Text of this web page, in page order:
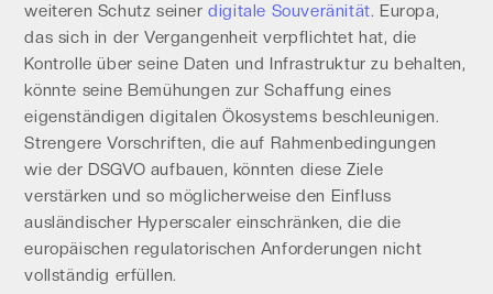
weiteren Schutz seinerdigitale Souveränität. Europa,
das sich in der Vergangenheit verpflichtet hat, die
Kontrolle über seine Daten und Infrastruktur zu behalten,
könnte seine Bemühungen zur Schaffung eines
eigenständigen digitalen Ökosystems beschleunigen.
Strengere Vorschriften, die auf Rahmenbedingungen
wie der DSGVO aufbauen, könnten diese Ziele
verstärken und so möglicherweise den Einfluss
ausländischer Hyperscaler einschränken, die die
europäischen regulatorischen Anforderungen nicht
vollständig erfüllen.